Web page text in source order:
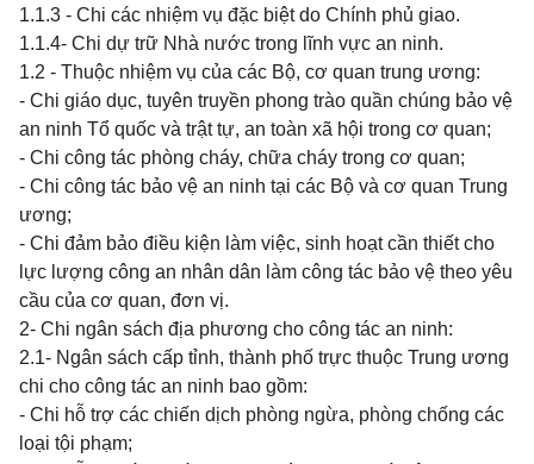
1.1.3 - Chi các nhiệm vụ đặc biệt do Chính phủ giao.
1.1.4- Chi dự trữ Nhà nước trong lĩnh vực an ninh.
1.2 - Thuộc nhiệm vụ của các Bộ, cơ quan trung ương:
- Chi giáo dục, tuyên truyền phong trào quần chúng bảo vệ
an ninh Tổ quốc và trật tự, an toàn xã hội trong cơ quan;
- Chi công tác phòng cháy, chữa cháy trong cơ quan;
- Chi công tác bảo vệ an ninh tại các Bộ và cơ quan Trung
ương;
- Chi đảm bảo điều kiện làm việc, sinh hoạt cần thiết cho
lực lượng công an nhân dân làm công tác bảo vệ theo yêu
cầu của cơ quan, đơn vị.
2- Chi ngân sách địa phương cho công tác an ninh:
2.1- Ngân sách cấp tỉnh, thành phố trực thuộc Trung ương
chi cho công tác an ninh bao gồm:
- Chi hỗ trợ các chiến dịch phòng ngừa, phòng chống các
loại tội phạm;